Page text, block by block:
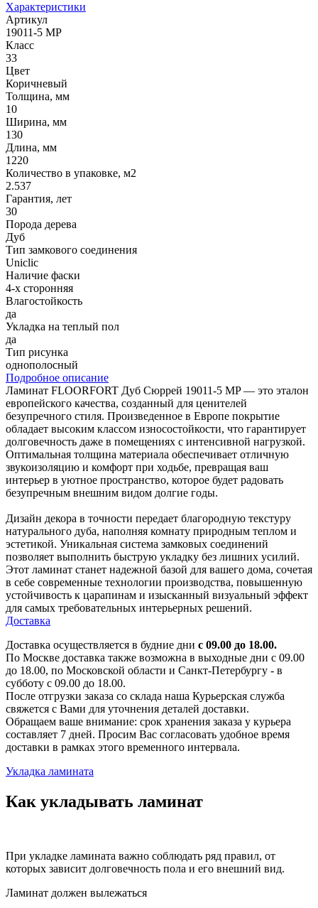
Характеристики
Артикул
19011-5 MP
Класс
33
Цвет
Коричневый
Толщина, мм
10
Ширина, мм
130
Длина, мм
1220
Количество в упаковке, м2
2.537
Гарантия, лет
30
Порода дерева
Дуб
Тип замкового соединения
Uniclic
Наличие фаски
4-х сторонняя
Влагостойкость
да
Укладка на теплый пол
да
Тип рисунка
однополосный
Подробное описание
Ламинат FLOORFORT Дуб Сюррей 19011-5 MP — это эталон
европейского качества, созданный для ценителей
безупречного стиля. Произведенное в Европе покрытие
обладает высоким классом износостойкости, что гарантирует
долговечность даже в помещениях с интенсивной нагрузкой.
Оптимальная толщина материала обеспечивает отличную
звукоизоляцию и комфорт при ходьбе, превращая ваш
интерьер в уютное пространство, которое будет радовать
безупречным внешним видом долгие годы.
Дизайн декора в точности передает благородную текстуру
натурального дуба, наполняя комнату природным теплом и
эстетикой. Уникальная система замковых соединений
позволяет выполнить быструю укладку без лишних усилий.
Этот ламинат станет надежной базой для вашего дома, сочетая
в себе современные технологии производства, повышенную
устойчивость к царапинам и изысканный визуальный эффект
для самых требовательных интерьерных решений.
Доставка
Доставка осуществляется в будние дни с 09.00 до 18.00.
По Москве доставка также возможна в выходные дни с 09.00
до 18.00, по Московской области и Санкт-Петербургу - в
субботу с 09.00 до 18.00.
После отгрузки заказа со склада наша Курьерская служба
свяжется с Вами для уточнения деталей доставки.
Обращаем ваше внимание: срок хранения заказа у курьера
составляет 7 дней. Просим Вас согласовать удобное время
доставки в рамках этого временного интервала.
Укладка ламината
Как укладывать ламинат
При укладке ламината важно соблюдать ряд правил, от
которых зависит долговечность пола и его внешний вид.
Ламинат должен вылежаться